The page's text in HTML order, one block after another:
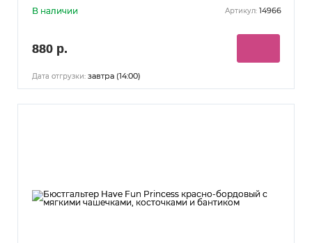
В наличии Артикул: 14966
880 р.
Дата отгрузки: завтра (14:00)